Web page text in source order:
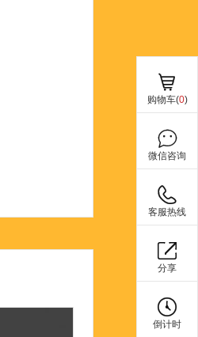
购物车(0)
微信咨询
客服热线
分享
倒计时